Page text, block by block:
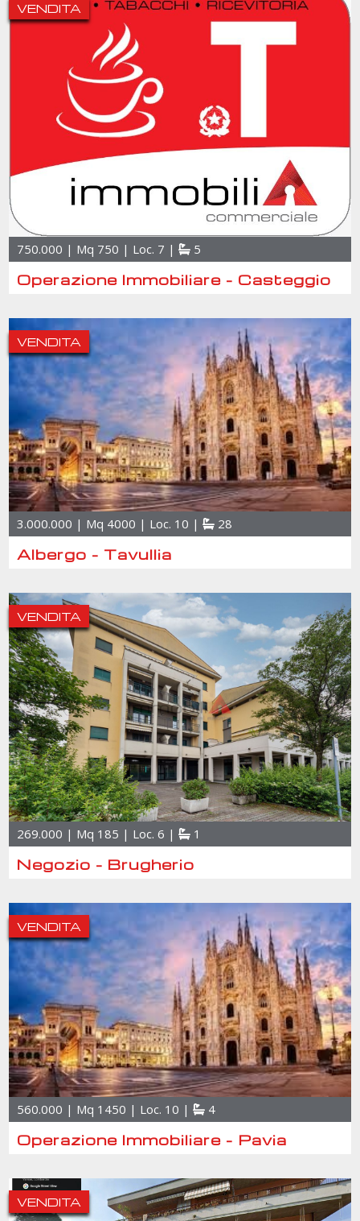
VENDITA
750.000 | Mq 750 | Loc. 7 | 5
Operazione Immobiliare - Casteggio
VENDITA
3.000.000 | Mq 4000 | Loc. 10 | 28
Albergo - Tavullia
VENDITA
269.000 | Mq 185 | Loc. 6 | 1
Negozio - Brugherio
VENDITA
560.000 | Mq 1450 | Loc. 10 | 4
Operazione Immobiliare - Pavia
VENDITA